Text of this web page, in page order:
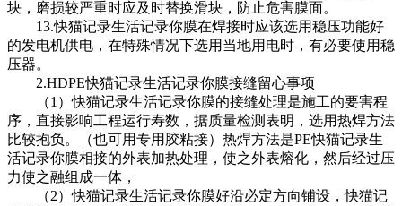
块，磨损较严重时应及时替换滑块，防止危害膜面。
13.快猫记录生活记录你膜在焊接时应该选用稳压功能好
的发电机供电，在特殊情况下选用当地用电时，有必要使用稳
压器。
2.HDPE快猫记录生活记录你膜接缝留心事项
（1）快猫记录生活记录你膜的接缝处理是施工的要害程
序，直接影响工程运行寿数，据质量检测表明，选用热焊方法
比较抱负。（也可用专用胶粘接）热焊方法是PE快猫记录生
活记录你膜相接的外表加热处理，使之外表熔化，然后经过压
力使之融组成一体，
（2）快猫记录生活记录你膜好沿必定方向铺设，快猫记